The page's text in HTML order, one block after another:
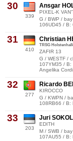
30
339
Ansgar
PIXEL-K
G / BWP /
106UD45 / B:
31
410
Christian
TRSG
ZAFIR 13
G / WESTF /
107YM35 / B:
Angelika
32
277
Ricardo
KIROCCO
G / KWPN /
108RB66 / B:
33
203
Juri
EDITH
M / SWB /
107AU55 / B: